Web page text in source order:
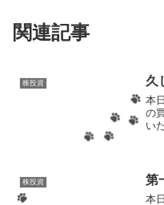
関連記事
株投資 久
本
の
い
よ
株投資 第
本